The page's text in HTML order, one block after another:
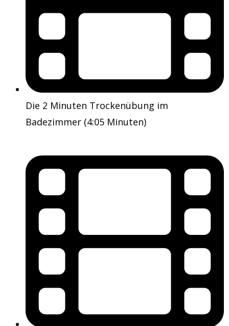
Die 2 Minuten Trockenübung im
Badezimmer (4:05 Minuten)